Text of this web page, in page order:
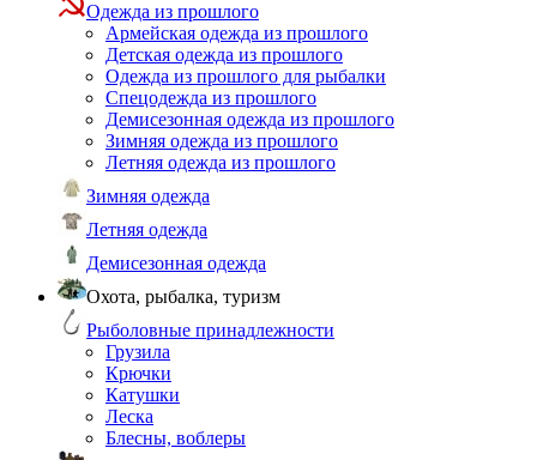
Одежда из прошлого
Армейская одежда из прошлого
Детская одежда из прошлого
Одежда из прошлого для рыбалки
Спецодежда из прошлого
Демисезонная одежда из прошлого
Зимняя одежда из прошлого
Летняя одежда из прошлого
Зимняя одежда
Летняя одежда
Демисезонная одежда
Охота, рыбалка, туризм
Рыболовные принадлежности
Грузила
Крючки
Катушки
Леска
Блесны, воблеры